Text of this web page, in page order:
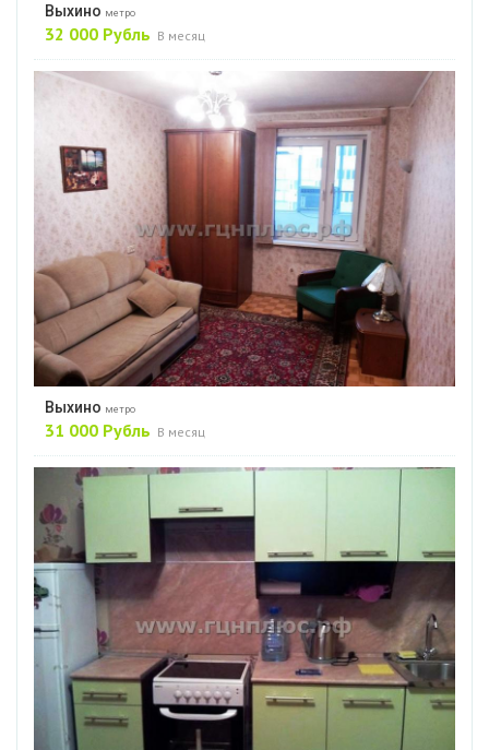
Выхино метро
32 000 Рубль В месяц
Выхино метро
31 000 Рубль В месяц